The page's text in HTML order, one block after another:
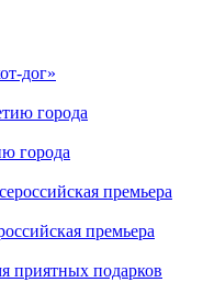
дог»
города
премьера